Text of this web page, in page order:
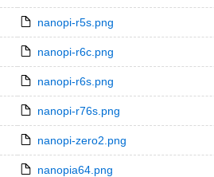
nanopi-r5s.png
nanopi-r6c.png
nanopi-r6s.png
nanopi-r76s.png
nanopi-zero2.png
nanopia64.png